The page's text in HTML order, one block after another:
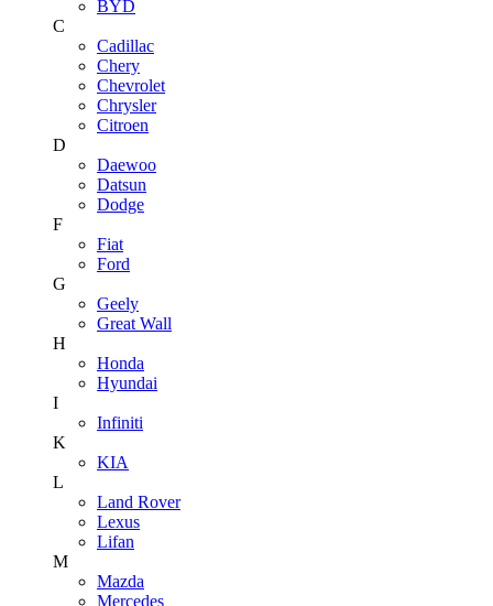
BYD
C
Cadillac
Chery
Chevrolet
Chrysler
Citroen
D
Daewoo
Datsun
Dodge
F
Fiat
Ford
G
Geely
Great Wall
H
Honda
Hyundai
I
Infiniti
K
KIA
L
Land Rover
Lexus
Lifan
M
Mazda
Mercedes